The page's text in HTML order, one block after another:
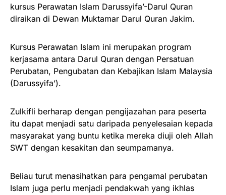
kursus Perawatan Islam Darussyifa’-Darul Quran
diraikan di Dewan Muktamar Darul Quran Jakim.
Kursus Perawatan Islam ini merupakan program
kerjasama antara Darul Quran dengan Persatuan
Perubatan, Pengubatan dan Kebajikan Islam Malaysia
(Darussyifa’).
Zulkifli berharap dengan pengijazahan para peserta
itu dapat menjadi satu daripada penyelesaian kepada
masyarakat yang buntu ketika mereka diuji oleh Allah
SWT dengan kesakitan dan seumpamanya.
Beliau turut menasihatkan para pengamal perubatan
Islam juga perlu menjadi pendakwah yang ikhlas